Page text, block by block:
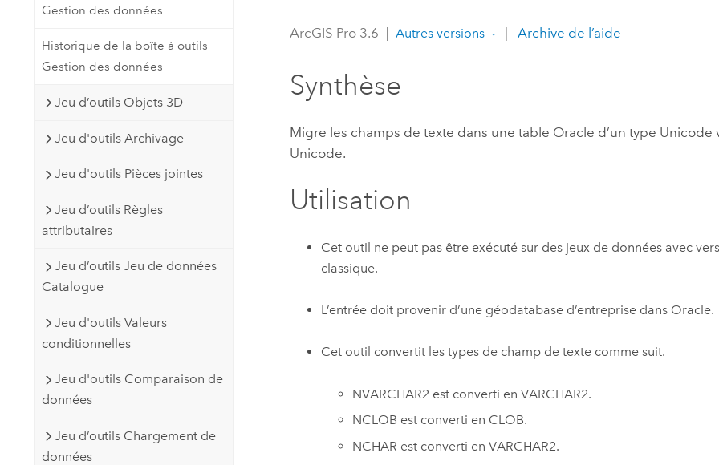
Créer des applications de
cartographie et d’analyse spatialeTous les secteurs d’activité
technologiques
Tous les récits
Gestion des données
Historique de la boîte à outils
Gestion des données
Jeu d’outils Objets 3D
Jeu d'outils Archivage
Jeu d'outils Pièces jointes
Jeu d’outils Règles
attributaires
Jeu d’outils Jeu de données
Catalogue
Jeu d'outils Valeurs
conditionnelles
Jeu d'outils Comparaison de
données
Jeu d’outils Chargement de
données
ArcGIS Pro 3.6 Autres versions Archive de l’aide
Synthèse
Migre les champs de texte dans une table Oracle d’un type Unicode
Unicode.
Utilisation
Cet outil ne peut pas être exécuté sur des jeux de données avec
classique.
L’entrée doit provenir d’une géodatabase d’entreprise dans Oracle.
Cet outil convertit les types de champ de texte comme suit.
NVARCHAR2 est converti en VARCHAR2.
NCLOB est converti en CLOB.
NCHAR est converti en VARCHAR2.